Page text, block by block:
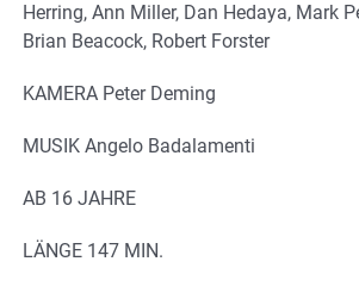
Herring, Ann Miller, Dan Hedaya, Mark
Brian Beacock, Robert Forster
KAMERA Peter Deming
MUSIK Angelo Badalamenti
AB 16 JAHRE
LÄNGE 147 MIN.